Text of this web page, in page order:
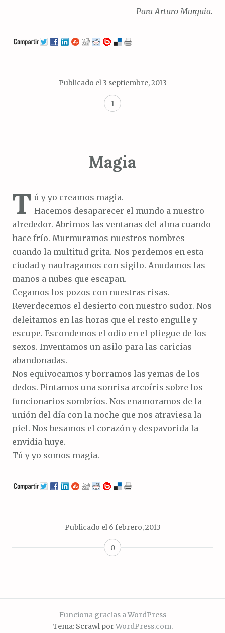
Para Arturo Murguia.
Publicado el3 septiembre, 2013
1
Magia
T ú y yo creamos magia.
Hacemos desaparecer el mundo a nuestro
alrededor. Abrimos las ventanas del alma cuando
hace frío. Murmuramos nuestros nombres
cuando la multitud grita. Nos perdemos en esta
ciudad y naufragamos con sigilo. Anudamos las
manos a nubes que escapan.
Cegamos los pozos con nuestras risas.
Reverdecemos el desierto con nuestro sudor. Nos
deleitamos en las horas que el resto engulle y
escupe. Escondemos el odio en el pliegue de los
sexos. Inventamos un asilo para las caricias
abandonadas.
Nos equivocamos y borramos las yemas de los
dedos. Pintamos una sonrisa arcoíris sobre los
funcionarios sombríos. Nos enamoramos de la
unión del día con la noche que nos atraviesa la
piel. Nos besamos el corazón y despavorida la
envidia huye.
Tú y yo somos magia.
Publicado el 6 febrero, 2013
0
Funciona gracias a WordPress
Tema: Scrawl porWordPress.com.